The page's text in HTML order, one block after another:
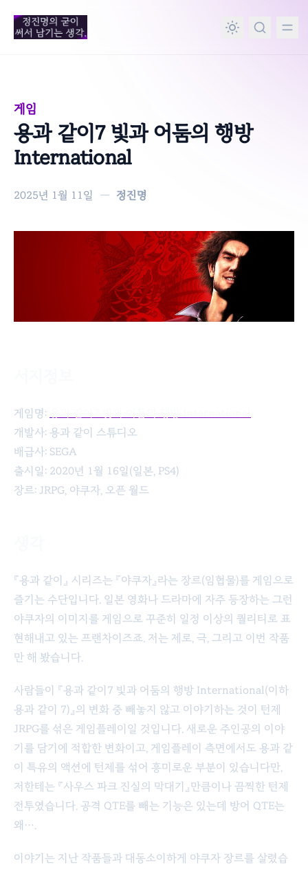
content
게임
용과 같이7 빛과 어둠의 행방
International
2025년 1월 11일 — 정진명
게임명:
개발사: 용과 같이 스튜디오
배급사: SEGA
출시일: 2020년 1월 16일(일본, PS4)
장르: JRPG, 야쿠자, 오픈 월드
『용과 같이』 시리즈는 『야쿠자』라는 장르(임협물)를 게임으로
즐기는 수단입니다. 일본 영화나 드라마에 자주 등장하는 그런
야쿠자의 이미지를 게임으로 꾸준히 일정 이상의 퀄리티로 표
현해내고 있는 프랜차이즈죠. 저는 제로, 극, 그리고 이번 작품
만 해 봤습니다.
사람들이 『용과 같이7 빛과 어둠의 행방 International(이하
용과 같이 7)』의 변화 중 빼놓지 않고 이야기하는 것이 턴제
JRPG를 섞은 게임플레이일 것입니다. 새로운 주인공의 이야
기를 담기에 적합한 변화이고, 게임플레이 측면에서도 용과 같
이 특유의 액션에 턴제를 섞어 흥미로운 부분이 있습니다만,
저한테는 『사우스 파크 진실의 막대기』만큼이나 끔찍한 턴제
전투였습니다. 공격 QTE를 빼는 기능은 있는데 방어 QTE는
왜….
이야기는 지난 작품들과 대동소이하게 야쿠자 장르를 살렸습